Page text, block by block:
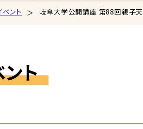
ベント 岐阜大学公開講座 第88回親子天
ト